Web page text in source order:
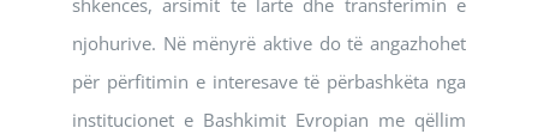
njohurive. Në mënyrë aktive do të angazhohet
për përfitimin e interesave të përbashkëta nga
institucionet e Bashkimit Evropian me qëllim